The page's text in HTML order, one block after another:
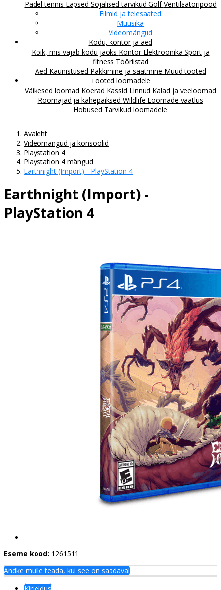
Padel tennis Lapsed Sõjalised tarvikud GolfVentilaatoripood
Filmid ja telesaated
Muusika
Videomängud
Kodu, kontor ja aed
Kõik, mis vajab kodu jaoks Kontor Elektroonika Sport ja
fitness Tööriistad
Aed Kaunistused Pakkimine ja saatmine Muud tooted
Tooted loomadele
Väikesed loomad Koerad Kassid Linnud Kalad ja veeloomad
Roomajad ja kahepaiksed Wildlife Loomade vaatlus
Hobused Tarvikud loomadele
Avaleht
Videomängud ja konsoolid
Playstation 4
Playstation 4 mängud
Earthnight (Import) - PlayStation 4
Earthnight (Import) -
PlayStation 4
Eseme kood: 1261511
Andke mulle teada, kui see on saadaval